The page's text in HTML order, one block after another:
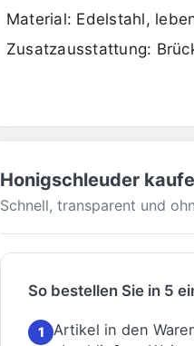
Material: Edelstahl,
Zusatzausstattung:
Honigschleuder
Schnell, transparent und
So bestellen Sie in 5
1
Artikel in den